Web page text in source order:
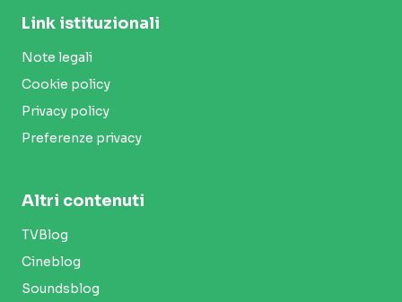
Link istituzionali
Note legali
Cookie policy
Privacy policy
Preferenze privacy
Altri contenuti
TVBlog
Cineblog
Soundsblog